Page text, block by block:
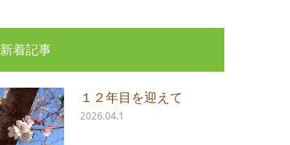
新着記事
１２年目を迎えて
2026.04.1